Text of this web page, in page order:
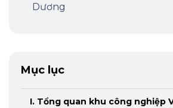
Dương
Mục lục
I. Tổng quan khu công nghiệp